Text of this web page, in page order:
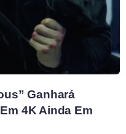
Ganhará
4K Ainda Em